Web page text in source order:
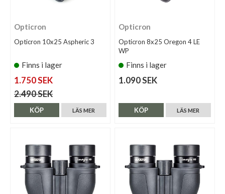
Opticron
Opticron 10x25 Aspheric 3
Finns i lager
1.750 SEK
2.490 SEK
LÄS MER
KÖP
Opticron
Opticron 8x25 Oregon 4 LE
WP
Finns i lager
1.090 SEK
LÄS MER
KÖP